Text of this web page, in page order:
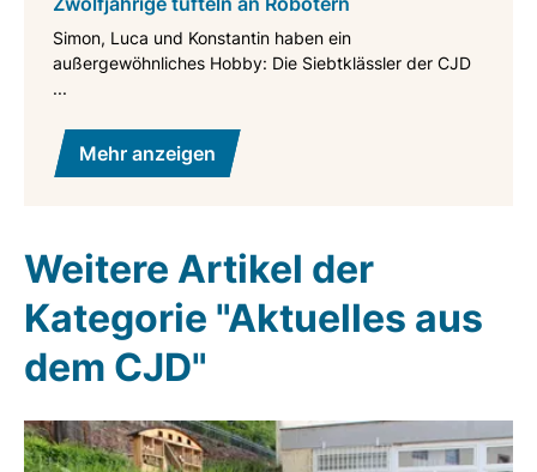
Simon, Luca und Konstantin haben ein
außergewöhnliches Hobby: Die Siebtklässler der CJD
...
Mehr anzeigen
Weitere Artikel der
Kategorie "Aktuelles aus
dem CJD"